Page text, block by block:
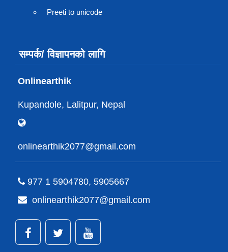
Preeti to unicode
सम्पर्क/ विज्ञापनको लागि
Onlinearthik
Kupandole, Lalitpur, Nepal
onlinearthik2077@gmail.com
977 1 5904780, 5905667
onlinearthik2077@gmail.com